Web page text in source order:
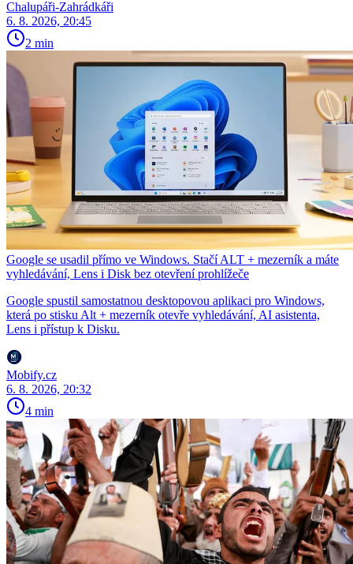
Chalupáři-Zahrádkáři
6. 8. 2026, 20:45
2 min
Google se usadil přímo ve Windows. Stačí ALT + mezerník a máte
vyhledávání, Lens i Disk bez otevření prohlížeče
Google spustil samostatnou desktopovou aplikaci pro Windows,
která po stisku Alt + mezerník otevře vyhledávání, AI asistenta,
Lens i přístup k Disku.
Mobify.cz
6. 8. 2026, 20:32
4 min